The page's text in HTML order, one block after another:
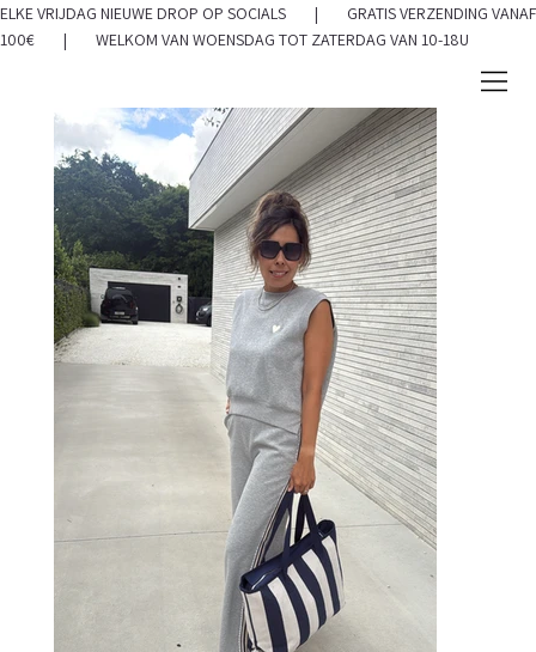
ELKE VRIJDAG NIEUWE DROP OP SOCIALS | GRATIS VERZENDING VANAF
100€ | WELKOM VAN WOENSDAG TOT ZATERDAG VAN 10-18U